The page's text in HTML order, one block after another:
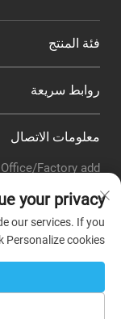
فئة المنتج
روابط سريعة
معلومات الاتصال
البريد الإلكتروني: [email protected]
هاتف:+86-18320351294
:+8618320351294
حقوق النشر ©
your privacy
our services. If you
cookies.